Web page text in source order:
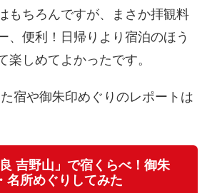
もちろんですが、まさか拝観料
便利！日帰りより宿泊のほう
楽しめてよかったです。
宿や御朱印めぐりのレポートは
吉野山」で宿くらべ！御朱
名所めぐりしてみた